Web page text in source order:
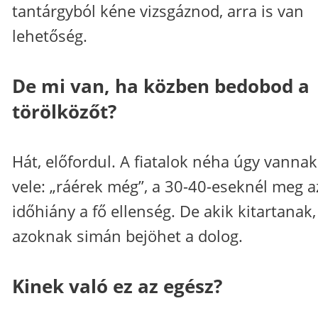
tantárgyból kéne vizsgáznod, arra is van
lehetőség.
De mi van, ha közben bedobod a
törölközőt?
Hát, előfordul. A fiatalok néha úgy vannak
vele: „ráérek még”, a 30-40-eseknél meg
időhiány a fő ellenség. De akik kitartanak,
azoknak simán bejöhet a dolog.
Kinek való ez az egész?